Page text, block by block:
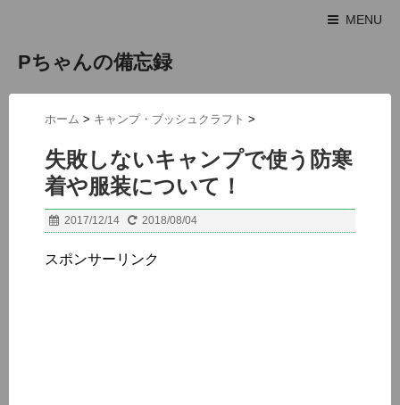
MENU
Pちゃんの備忘録
ホーム > キャンプ・ブッシュクラフト >
失敗しないキャンプで使う防寒
着や服装について！
2017/12/14 2018/08/04
スポンサーリンク